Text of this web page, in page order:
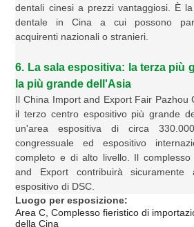
dentali cinesi a prezzi vantaggiosi. È
dentale in Cina a cui possono
acquirenti nazionali o stranieri.
6. La sala espositiva: la terza più
la più grande dell'Asia
Il China Import and Export Fair Pazhou
il terzo centro espositivo più grande
un'area espositiva di circa
congressuale ed espositivo
completo e di alto livello. Il
and Export contribuirà
espositivo di DSC.
Luogo per esposizione:
Area C, Complesso fieristico di
della Cina